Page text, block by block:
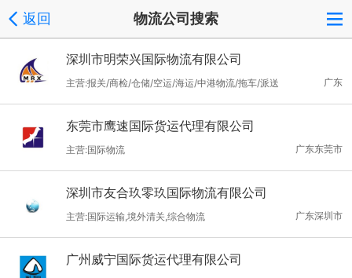
返回 物流公司搜索
深圳市明荣兴国际物流有限公司
广东
主营:报关/商检/仓储/空运/海运/中港物流/拖车/派送
东莞市鹰速国际货运代理有限公司
广东东莞市
主营:国际物流
深圳市友合玖零玖国际物流有限公司
广东深圳市
主营:国际运输,境外清关,综合物流
广州威宁国际货运代理有限公司